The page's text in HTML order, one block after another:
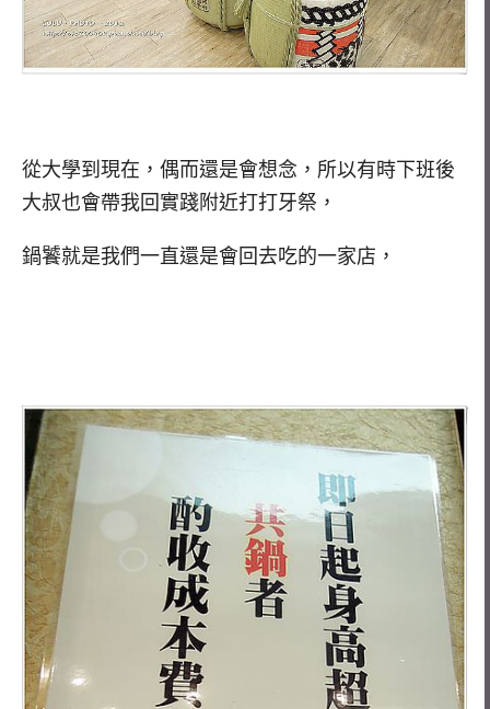
從大學到現在，偶而還是會想念，所以有時下班後
大叔也會帶我回實踐附近打打牙祭，
鍋饕就是我們一直還是會回去吃的一家店，